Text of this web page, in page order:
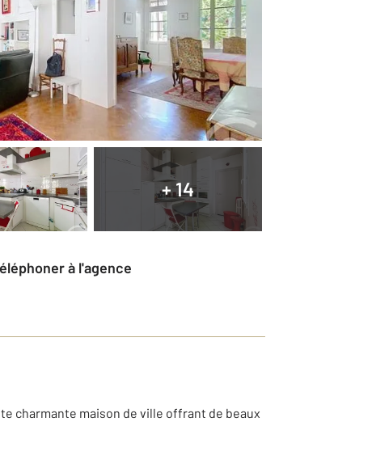
+ 14
à l'agence
charmante maison de ville offrant de beaux